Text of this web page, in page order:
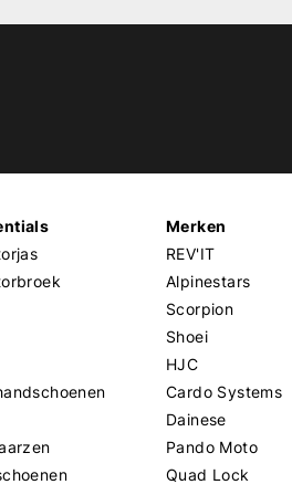
Merken
REV'IT
Alpinestars
Scorpion
Shoei
HJC
Cardo Systems
Dainese
Pando Moto
Quad Lock